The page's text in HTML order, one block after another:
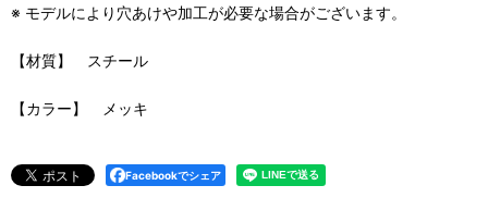
※ モデルにより穴あけや加工が必要な場合がございます。
【材質】 スチール
【カラー】 メッキ
Facebookでシェア